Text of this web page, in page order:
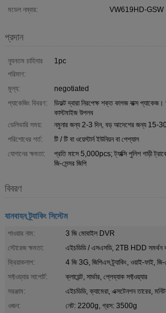
মডেল নম্বার:
VW619HD-GSW
প্রদান
ন্যূনতম চাহিদার
পরিমাণ:
1pc
মূল্য:
negotiated
প্যাকেজিং বিবরণ:
ডিফল্ট দ্বারা নিরপেক্ষ শক্ত কাগজ বাক্স
কাস্টমাইজ উপলব
ডেলিভারি সময়:
নমুনার জন্য 2-3 দিন, বড় আদেশের জন্য 15-30
পরিশোধের শর্ত:
টি / টি বা ওয়েস্টার্ন ইউনিয়ন বা পেপ্যাল
যোগানের ক্ষমতা:
প্রতি মাসে 5,000pcs; ট্যাক্সি পুলিশ গাড়ী
জি-সেন্সর জিপি
বিবরণ
যানবাহন ট্র্যাকিং সিস্টেম
পাওয়ার নাম:
3 জি মোবাইল DVR
স্টোরেজ ক্ষমতা:
এইচডিডি / এসএসডি, 2TB HDD সমর্থন
ক্রিয়াকলাপ:
4 জি 3G, জিপিএস ট্র্যাকিং, ওয়াই-ফাই,
সফ্টওয়্যার সাপোর্ট:
ক্লায়েন্ট, সার্ভার, প্লেব্যাক সফ্টওয়্যার
সরঞ্জাম:
এইচডিডি, ক্যামেরা, এক্সটেনশন তারের,
ওজন:
নেট: 2200g, গ্রস: 3500g